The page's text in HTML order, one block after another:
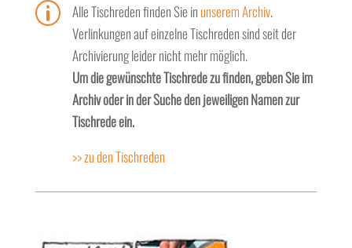
p Alle Tischreden finden Sie inunserem Archiv.
Verlinkungen auf einzelne Tischreden sind seit der
Archivierung leider nicht mehr möglich.
Um die gewünschte Tischrede zu finden, geben Sie im
Archiv oder in der Suche den jeweiligen Namen zur
Tischrede ein.
>> zu den Tischreden